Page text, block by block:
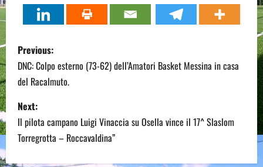
P
o
s
t
n
Previous:
DNC: Colpo esterno (73-62) dell’Amatori Basket Messina in casa
del Racalmuto.
Next:
Il pilota campano Luigi Vinaccia su Osella vince il 17^ Slaslom
Torregrotta – Roccavaldina”